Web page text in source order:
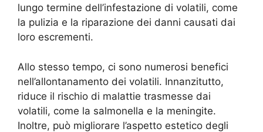
lungo termine dell’infestazione di volatili, come
la pulizia e la riparazione dei danni causati dai
loro escrementi.
Allo stesso tempo, ci sono numerosi benefici
nell’allontanamento dei volatili. Innanzitutto,
riduce il rischio di malattie trasmesse dai
volatili, come la salmonella e la meningite.
Inoltre, può migliorare l’aspetto estetico degli